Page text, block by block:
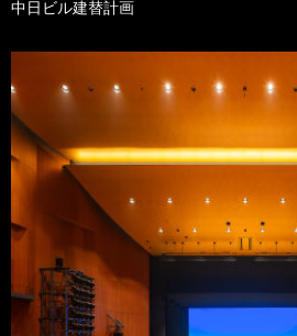
中日ビル建替計画